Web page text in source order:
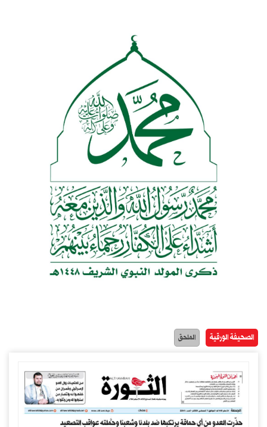
الصحيفة الورقية الملحق